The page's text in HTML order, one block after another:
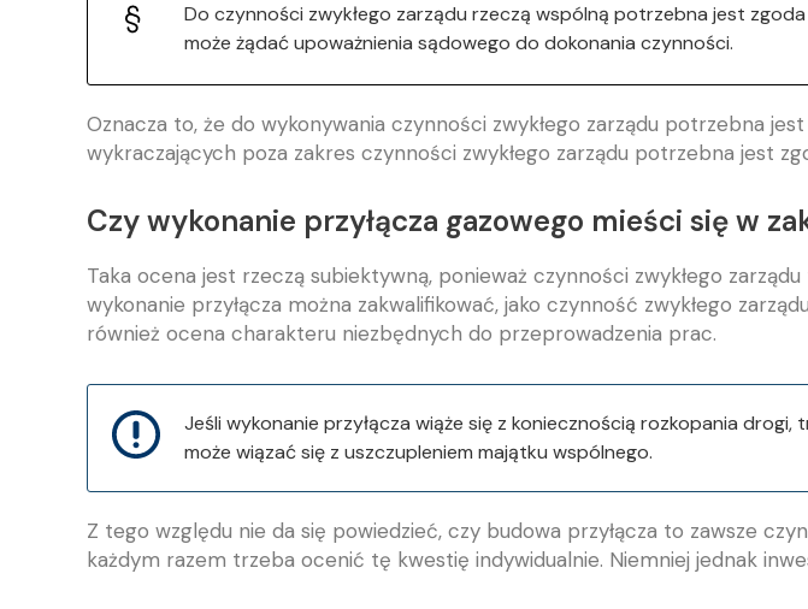
Do czynności zwykłego zarządu rzeczą wspólną potrzebna jest
może żądać upoważnienia sądowego do dokonania czynności.
Oznacza to, że do wykonywania czynności zwykłego zarządu potrzebna
wykraczających poza zakres czynności zwykłego zarządu potrzebna jest
Czy wykonanie przyłącza gazowego mieści się w
Taka ocena jest rzeczą subiektywną, ponieważ czynności zwykłego
wykonanie przyłącza można zakwalifikować, jako czynność zwykłego
również ocena charakteru niezbędnych do przeprowadzenia prac.
Jeśli wykonanie przyłącza wiąże się z koniecznością rozkopania
może wiązać się z uszczupleniem majątku wspólnego.
Z tego względu nie da się powiedzieć, czy budowa przyłącza to zawsze
każdym razem trzeba ocenić tę kwestię indywidualnie. Niemniej jednak